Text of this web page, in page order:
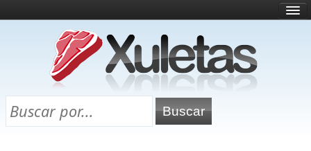
¿Qué es esto?
Directorio
Chuletas para exámenes